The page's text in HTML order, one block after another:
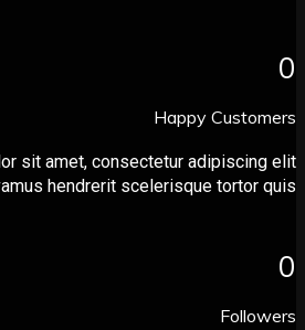
Happy
dolor sit amet, consectetur
vivamus hendrerit scelerisque